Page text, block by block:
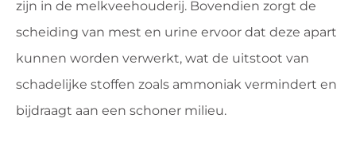
zijn in de melkveehouderij. Bovendien zorgt de
scheiding van mest en urine ervoor dat deze apart
kunnen worden verwerkt, wat de uitstoot van
schadelijke stoffen zoals ammoniak vermindert en
bijdraagt aan een schoner milieu.